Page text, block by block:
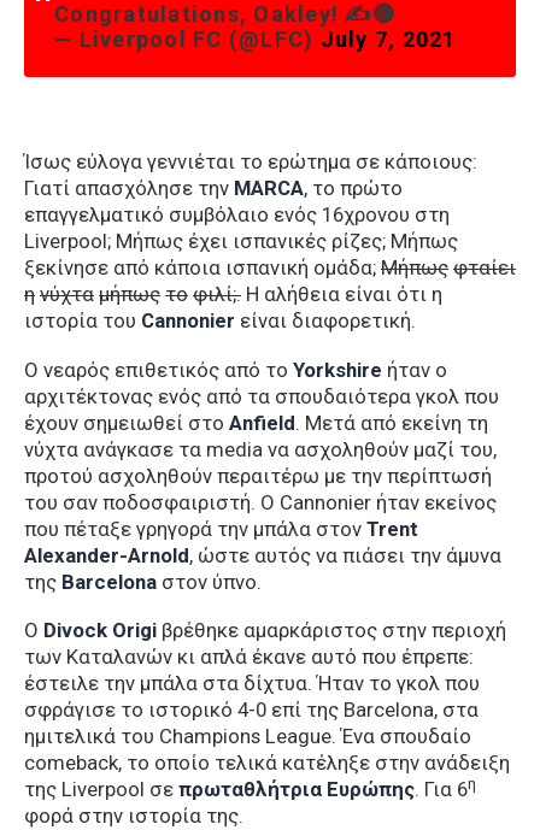
Congratulations, Oakley! ✍️🔴
— Liverpool FC (@LFC) July 7, 2021
Ίσως εύλογα γεννιέται το ερώτημα σε κάποιους:
Γιατί απασχόλησε την MARCA, το πρώτο
επαγγελματικό συμβόλαιο ενός 16χρονου στη
Liverpool; Μήπως έχει ισπανικές ρίζες; Μήπως
ξεκίνησε από κάποια ισπανική ομάδα; Mήπως φταίει
η νύχτα μήπως το φιλί;. H αλήθεια είναι ότι η
ιστορία του Cannonier είναι διαφορετική.
Ο νεαρός επιθετικός από το Yorkshire ήταν ο
αρχιτέκτονας ενός από τα σπουδαιότερα γκολ που
έχουν σημειωθεί στο Anfield. Mετά από εκείνη τη
νύχτα ανάγκασε τα media να ασχοληθούν μαζί του,
προτού ασχοληθούν περαιτέρω με την περίπτωσή
του σαν ποδοσφαιριστή. Ο Cannonier ήταν εκείνος
που πέταξε γρηγορά την μπάλα στον Trent
Alexander-Arnold, ώστε αυτός να πιάσει την άμυνα
της Barcelona στον ύπνο.
Ο Divock Origi βρέθηκε αμαρκάριστος στην περιοχή
των Καταλανών κι απλά έκανε αυτό που έπρεπε:
έστειλε την μπάλα στα δίχτυα. Ήταν το γκολ που
σφράγισε το ιστορικό 4-0 επί της Barcelona, στα
ημιτελικά του Champions League. Ένα σπουδαίο
comeback, το οποίο τελικά κατέληξε στην ανάδειξη
της Liverpool σε πρωταθλήτρια Ευρώπης. Για 6η
φορά στην ιστορία της.